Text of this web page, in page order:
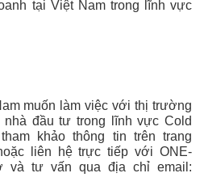
tại Việt Nam trong lĩnh vực
muốn làm việc với thị trường
nhà đầu tư trong lĩnh vực Cold
khảo thông tin trên trang
liên hệ trực tiếp với ONE-
và tư vấn qua địa chỉ email: